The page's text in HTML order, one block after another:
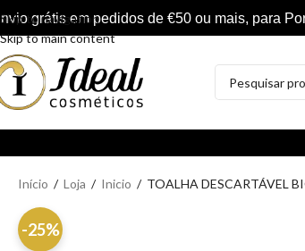
Skip to navigation
Skip to main content
grátis em pedidos de €50 ou mais, para
Início / Loja / Inicio / TOALHA DESCARTÁVEL
-25%